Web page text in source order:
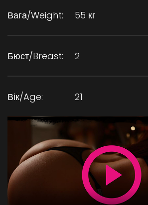
Вага/Weight: 55 кг
Бюст/Breast: 2
Вік/Age: 21